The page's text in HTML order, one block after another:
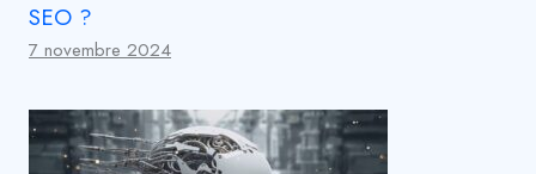
SEO ?
7 novembre 2024